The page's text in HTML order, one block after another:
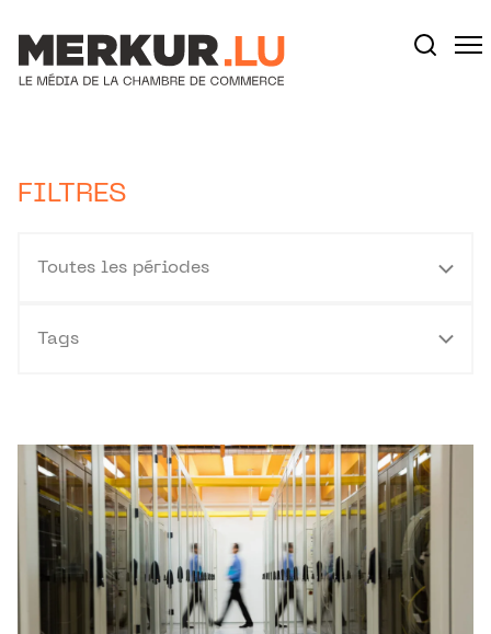
FILTRES
Toutes les périodes
Tags